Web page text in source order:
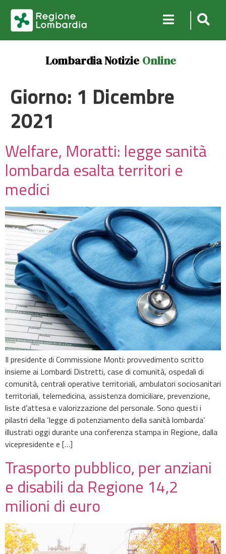
Lombardia Notizie Online
Giorno: 1 Dicembre
2021
Welfare, Moratti: legge sanità
lombarda esalta territori e
medici
Il presidente di Commissione Monti: provvedimento scritto
insieme ai Lombardi Distretti, case di comunità, ospedali di
comunità, centrali operative territoriali, ambulatori sociosanitari
territoriali, telemedicina, assistenza domiciliare, prevenzione,
liste d’attesa e valorizzazione del personale. Sono questi i
pilastri della ‘legge di potenziamento della sanità lombarda’
illustrati oggi durante una conferenza stampa in Regione, dalla
vicepresidente e […]
Trasporto pubblico, per anziani
e disabili da Regione 14,2
milioni di euro